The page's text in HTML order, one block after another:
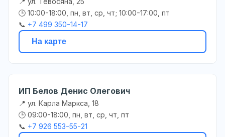
🕒 10:00-18:00, пн, вт, ср, чт; 10:00-17:00, пт
📞 +7 499 350-14-17
На карте
ИП Белов Денис Олегович
📍 ул. Карла Маркса, 18
🕒 09:00-18:00, пн, вт, ср, чт, пт
📞 +7 926 553-55-21